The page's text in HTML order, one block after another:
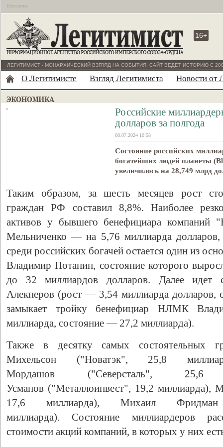
Бесплатно
16+
ЛЕГИТИМИСТ - МОНАРХИЧЕСКИЙ ВЗГЛЯД НА СОБЫТИЯ. САЙТ ВЕДЁТ ИСТОРИЮ С
О Легитимисте Взгляд Легитимиста Новости от
Российские
долларов за полгода
08.07.2024 10:58
Состояние российских
богатейших людей планеты
увеличилось на 28,749 млрд
Таким образом, за шесть месяцев рост
граждан РФ составил 8,8%. Наиболее резко
активов у бывшего бенефициара
Мельниченко— на 5,76 миллиарда
среди российских богачей остается один из
Владимир Потанин, состояние которого
до 32 миллиардов долларов. Далее идет
Алекперов (рост — 3,54 миллиарда долларов,
замыкает тройку бенефициар НЛМК
миллиарда, состояние — 27,2 миллиарда).
Также в десятку самых состоятельных
Михельсон ("Новатэк", 25,8
Мордашов ("Северсталь", 25,6
Усманов ("Металлоинвест", 19,2 миллиарда),
17,6 миллиарда), Михаил Фридман
миллиарда). Состояние миллиардеров
стоимости акций компаний, в которых у них